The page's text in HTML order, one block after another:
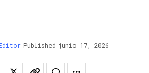
Published junio 17, 2026